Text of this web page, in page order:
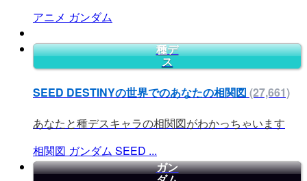
アニメ ガンダム
種デ
ス
SEED DESTINYの世界でのあなたの相関図 (27,661)
あなたと種デスキャラの相関図がわかっちゃいます
相関図 ガンダム SEED ...
ガン